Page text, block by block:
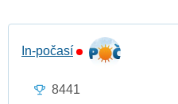
In-počasí
8441